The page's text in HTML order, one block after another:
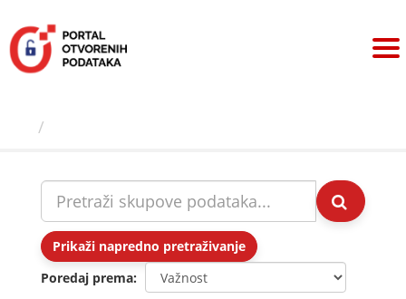
sadržaj
Prikaži napredno pretraživanje
Poredaj prema